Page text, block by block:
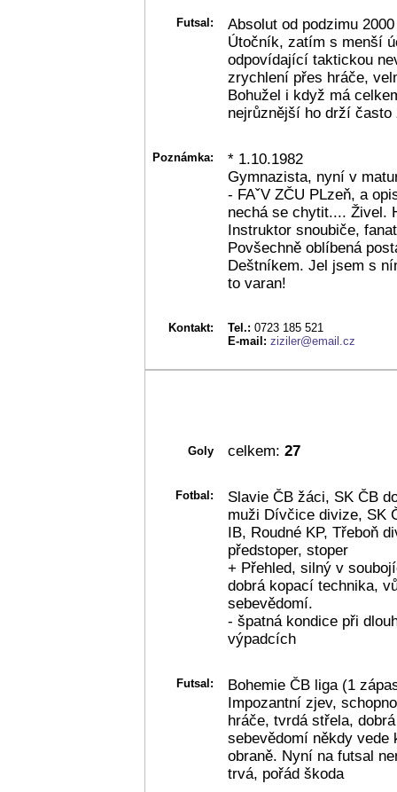
Futsal:
Absolut od podzimu 2000
Útočník, zatím s menší
odpovídající taktickou
zrychlení přes hráče,
Bohužel i když má
nejrůznější ho drží často
Poznámka:
* 1.10.1982
Gymnazista, nyní v
- FAˇV ZČU PLzeň, a
nechá se chytit.... Živel.
Instruktor snoubiče,
Povšechně oblíbená
Deštníkem. Jel jsem s
to varan!
Kontakt: Tel.: 0723 185 521
E-mail: ziziler@email.cz
Goly celkem: 27
Fotbal:
Slavie ČB žáci, SK ČB
muži Dívčice divize, SK
IB, Roudné KP, Třeboň
předstoper, stoper
+ Přehled, silný v
dobrá kopací technika,
sebevědomí.
- špatná kondice při
výpadcích
Futsal:
Bohemie ČB liga (1
Impozantní zjev,
hráče, tvrdá střela,
sebevědomí někdy
obraně. Nyní na futsal
trvá, pořád škoda